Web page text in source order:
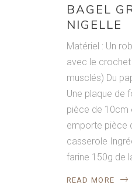
BAGEL
NIGELLE
Matériel : Un
avec le
musclés) Du
Une plaque de
pièce de 10cm
emporte pièce
casserole
farine 150g de
READ MORE